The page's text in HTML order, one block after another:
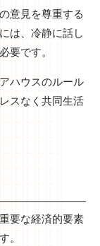
意見を尊重する
は、冷静に話し
要です。
ハウスのルール
スなく共同生活
要な経済的要素
。